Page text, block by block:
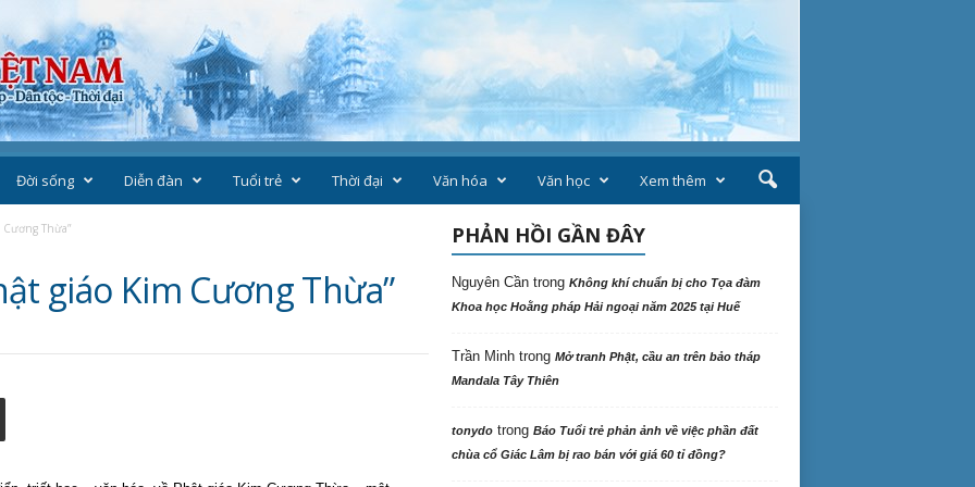
Đời sống Diễn đàn Tuổi trẻ Thời đại Văn hóa Văn học Xem thêm
Cương Thừa”
giáo Kim Cương Thừa”
PHẢN HỒI GẦN ĐÂY
Nguyên Cầntrong Không khí chuẩn bị cho Tọa đàm
Khoa học Hoằng pháp Hải ngoại năm 2025 tại Huế
Trần Minhtrong Mở tranh Phật, cầu an trên bảo tháp
Mandala Tây Thiên
tonydotrong Báo Tuổi trẻ phản ảnh về việc phần đất
chùa cổ Giác Lâm bị rao bán với giá 60 tỉ đồng?